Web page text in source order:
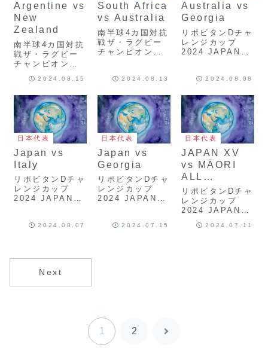
Argentine vs
New
Zealand
南半球4カ国対抗
戦ザ・ラグビー
チャンピオンシ
Blacks vs Los
ScrumReview
2024.08.15
South Africa
vs Australia
南半球4カ国対抗
戦ザ・ラグビー
チャンピオンシ
Wallabies2024.08.13
Australia vs
Georgia
リポビタンDチャ
レンジカップ
2024 JAPAN
2024.08.08
日本代表
Japan vs
Italy
リポビタンDチャ
レンジカップ
2024 JAPAN
2024.08.07
日本代表
Japan vs
Georgia
リポビタンDチャ
レンジカップ
2024 JAPAN
2024.07.15
日本代表
JAPAN XV
vs MĀORI
ALL
BLACKS
リポビタンDチャ
レンジカップ
2024 JAPAN
ALL BLACKS
2024.07.11
Next
1 2
次